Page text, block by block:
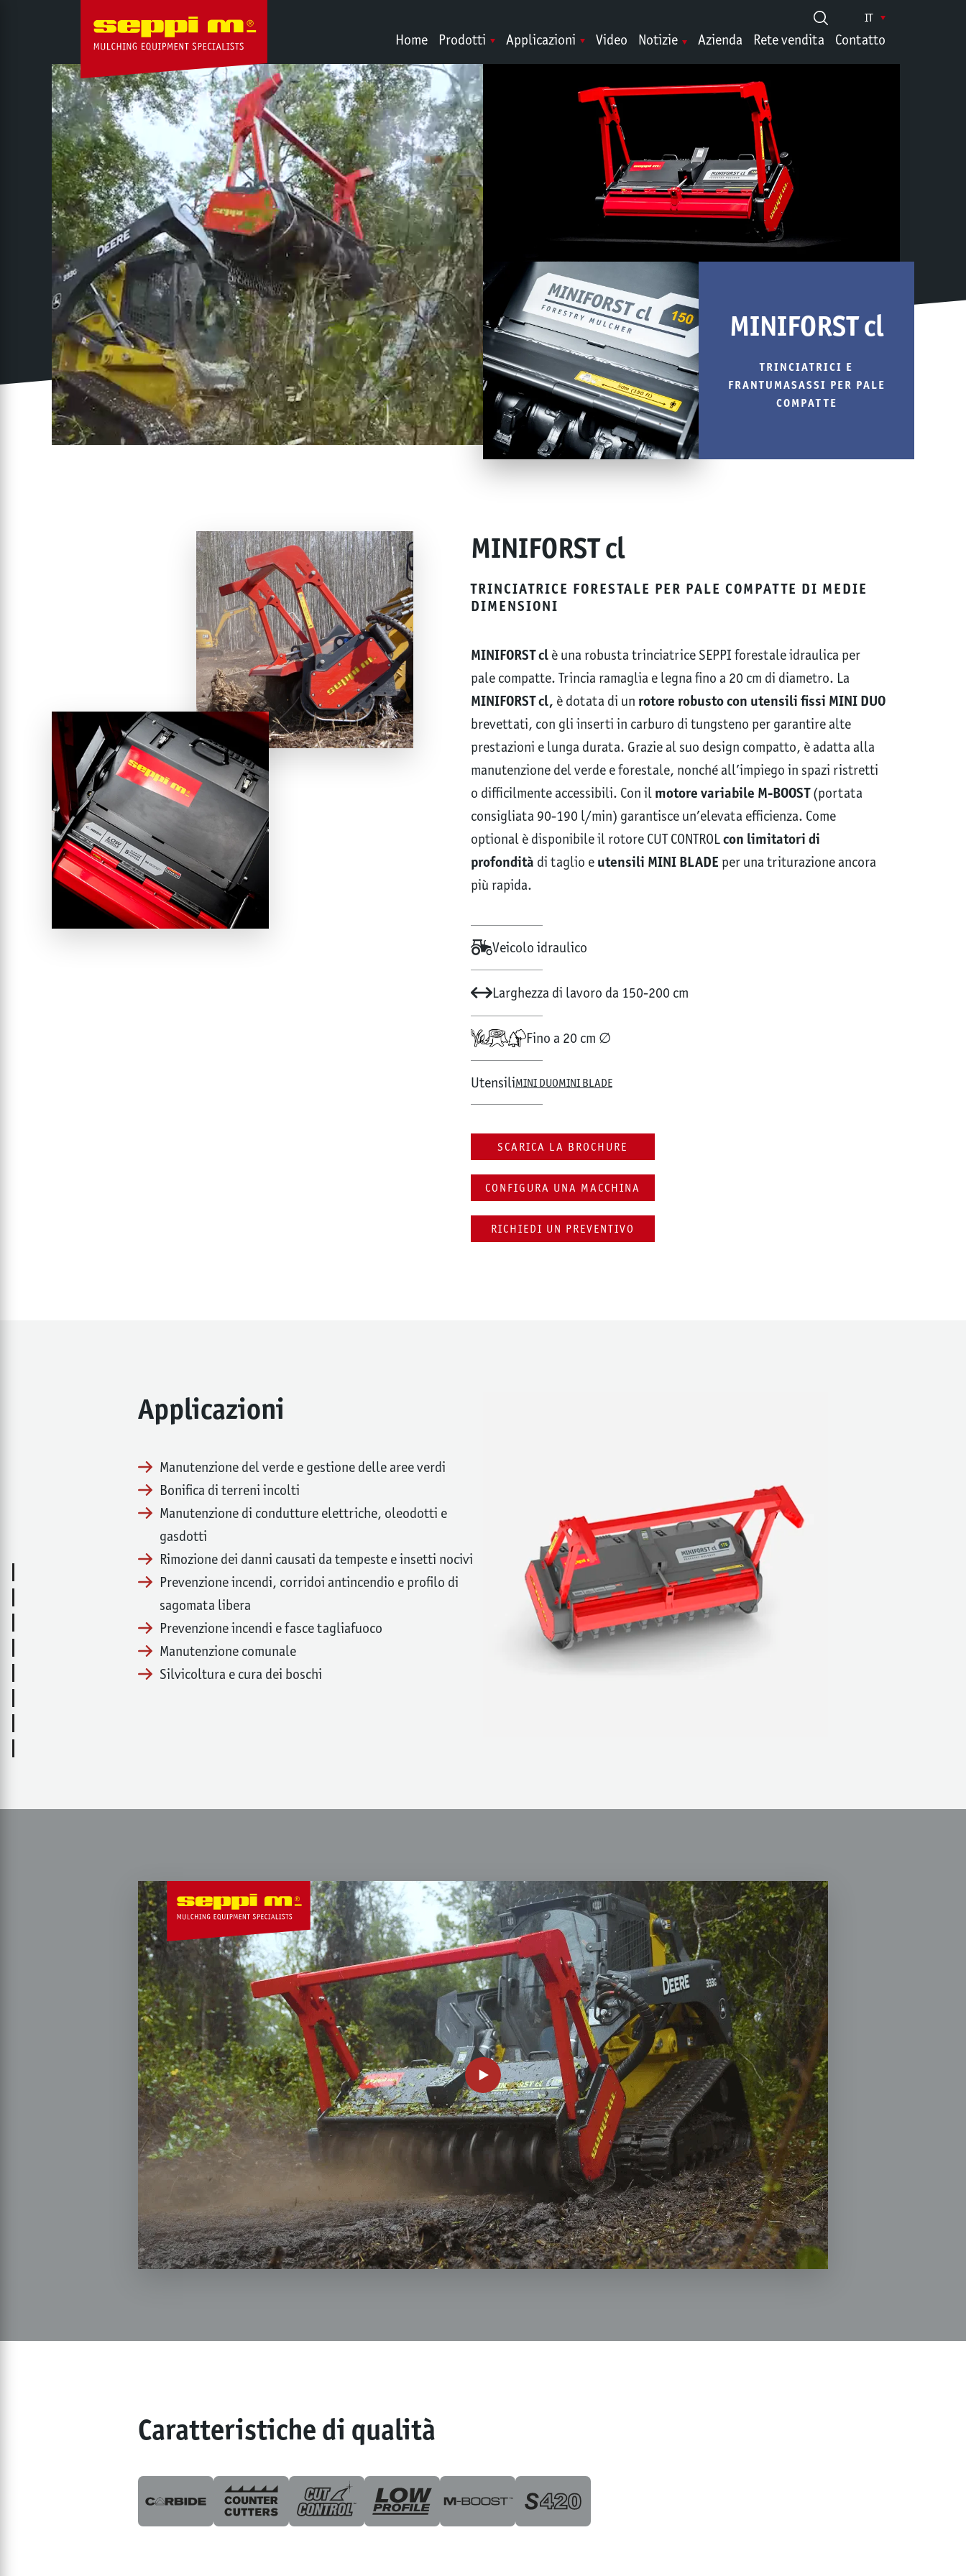
Home Prodotti Applicazioni Video Notizie Azienda Rete vendita Contatto
IT
MINIFORST cl
TRINCIATRICI E
FRANTUMASASSI PER PALE
COMPATTE
MINIFORST cl
TRINCIATRICE FORESTALE PER PALE COMPATTE DI MEDIE
DIMENSIONI
MINIFORST clè una robusta trinciatrice SEPPI forestale idraulica per
pale compatte. Trincia ramaglia e legna fino a 20 cm di diametro. La
MINIFORST cl, è dotata di un rotore robusto con utensili fissi MINI DUO
brevettati, con gli inserti in carburo di tungsteno per garantire alte
prestazioni e lunga durata. Grazie al suo design compatto, è adatta alla
manutenzione del verde e forestale, nonché all’impiego in spazi ristretti
o difficilmente accessibili. Con il motore variabile M-BOOST(portata
consigliata 90-190 l/min) garantisce un’elevata efficienza. Come
optional è disponibile il rotore CUT CONTROLcon limitatori di
profondità di taglio e utensili MINI BLADE per una triturazione ancora
più rapida.
Veicolo idraulico
Larghezza di lavoro da 150-200 cm
Fino a 20 cm ∅
UtensiliMINI DUOMINI BLADE
SCARICA LA BROCHURE
CONFIGURA UNA MACCHINA
Applicazioni
Manutenzione del verde e gestione delle aree verdi
Bonifica di terreni incolti
Manutenzione di condutture elettriche, oleodotti e
gasdotti
Rimozione dei danni causati da tempeste e insetti nocivi
Prevenzione incendi, corridoi antincendio e profilo di
sagomata libera
Prevenzione incendi e fasce tagliafuoco
Manutenzione comunale
Silvicoltura e cura dei boschi
Caratteristiche di qualità